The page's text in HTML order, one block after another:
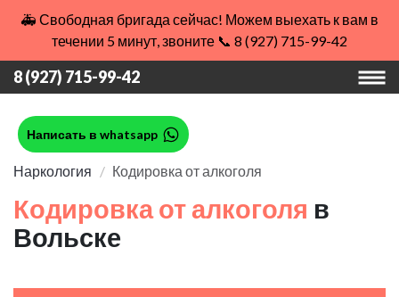
🚑 Свободная бригада сейчас! Можем выехать к вам в
течении 5 минут, звоните 📞 8 (927) 715-99-42
8 (927) 715-99-42
Написать в whatsapp
Наркология Кодировка от алкоголя
Кодировка от алкоголя в
Вольске